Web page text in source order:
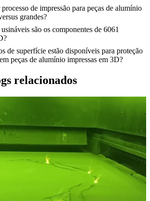
de impressão para peças de alumínio
grandes?
são os componentes de 6061
de superfície estão disponíveis para proteção
peças de alumínio impressas em 3D?
relacionados